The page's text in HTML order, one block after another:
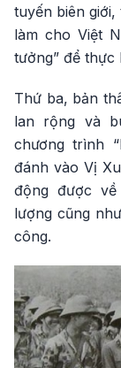
tuyến biên
làm cho Việt
tưởng” để thực
Thứ ba, bản
lan rộng và
chương trình
đánh vào Vị
động được
lượng cũng
công.